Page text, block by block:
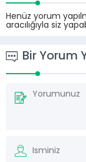
Henüz yorum
aracılığıyla siz
Bir Yorum